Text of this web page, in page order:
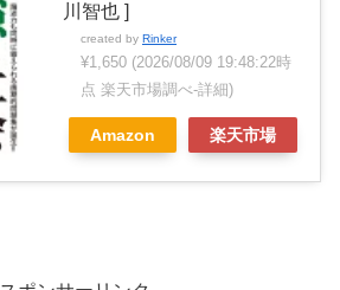
川智也 ]
created by Rinker
¥1,650 (2026/08/09 19:48:22時
点 楽天市場調べ-詳細)
Amazon 楽天市場